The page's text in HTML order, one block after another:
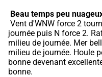
Beau temps peu
journée puis N force 2.
milieu de journée. Mer
milieu de journée. Houle
bonne devenant
bonne.